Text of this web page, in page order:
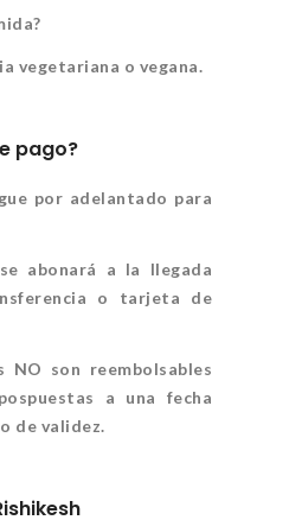
vegetariana o vegana.
pago?
por adelantado para
abonará a la llegada
o tarjeta de
NO son reembolsables
a una fecha
de validez.